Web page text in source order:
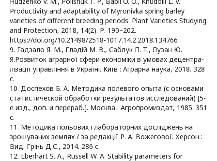
Productivity and adaptability of Myronivka spring barley
varieties of different breeding periods. Plant Varieties Studying
and Protection, 2018, 14(2). Р. 190–202.
https://doi.org/10.21498/2518-1017.14.2.2018.134766
9. Гадзало Я. М., Гладій М. В., Саблук П. Т., Лузан Ю.
Я.Розвиток аграрної сфери економіки в умовах децентра-
лізації управління в Україні. Київ : Аграрна наука, 2018. 328
с.
10. Доспехов Б. А. Методика полевого опыта (с основами
статистической обработки результатов исследований) [5-
е изд., доп. и перераб.]. Москва : Агропромиздат, 1985. 351
с.
11. Методика польових і лабораторних досліджень на
зрошуваних землях / за редакції Р. А. Вожегової. Херсон :
Вид. Грінь Д.С., 2014. 286 с.
12. Eberhart S. A., Russell W. A. Stability parameters for